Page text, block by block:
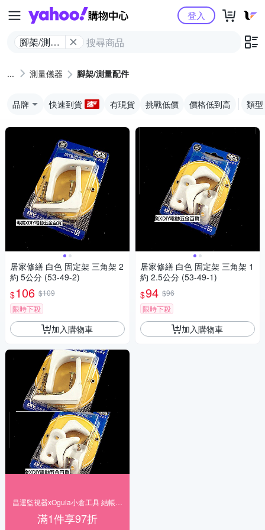
Yahoo購物中心
腳架/測量
登入
測量儀器 腳架/測量配件
品牌 快速到貨 有現貨 挑戰低價 價格低到高 類型
居家修繕 白色 固定架 三角架 2
約 5公分 (53-49-2)
$106 $109
限時下殺
加入購物車
滿1件享97折
居家修繕 白色 固定架 三角架 1
約 2.5公分 (53-49-1)
$94 $96
限時下殺
加入購物車